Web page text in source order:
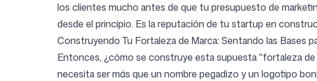
los clientes mucho antes de que tu presupuesto de
desde el principio. Es la reputación de tu startup en
Construyendo Tu Fortaleza de Marca: Sentando las Bases
Entonces, ¿cómo se construye esta supuesta "fortaleza de
necesita ser más que un nombre pegadizo y un logotipo